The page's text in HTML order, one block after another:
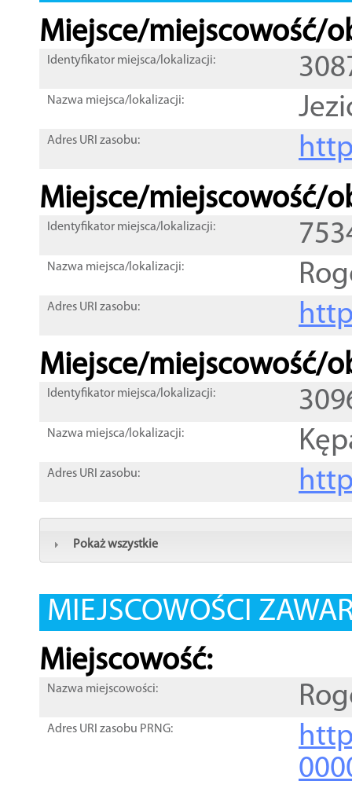
Miejsce/miejscowość/
Identyfikator miejsca/lokalizacji:
Nazwa miejsca/lokalizacji:
Adres URI zasobu:
Miejsce/miejscowość/
Identyfikator miejsca/lokalizacji:
Nazwa miejsca/lokalizacji:
Adres URI zasobu:
Miejsce/miejscowość/
Identyfikator miejsca/lokalizacji:
Nazwa miejsca/lokalizacji:
Adres URI zasobu:
Pokaż wszystkie
MIEJSCOWOŚCI
Miejscowość:
Nazwa miejscowości:
Adres URI zasobu PRNG: